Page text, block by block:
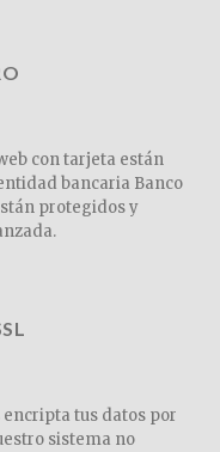
con tarjeta están
bancaria Banco
protegidos y
tus datos por
sistema no